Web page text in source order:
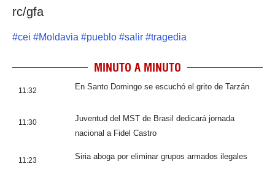
rc/gfa
#cei #Moldavia #pueblo #salir #tragedia
MINUTO A MINUTO
11:32 En Santo Domingo se escuchó el grito de Tarzán
11:30
Juventud del MST de Brasil dedicará jornada
nacional a Fidel Castro
11:23 Siria aboga por eliminar grupos armados ilegales